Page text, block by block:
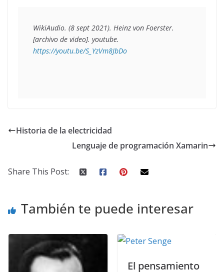
WikiAudio. (8 sept 2021). Heinz von Foerster.
https://youtu.be/S_YzVm8JbDo
Historia de la electricidad
Lenguaje de programación Xamarin
Share This Post:
También te puede interesar
El pensamiento